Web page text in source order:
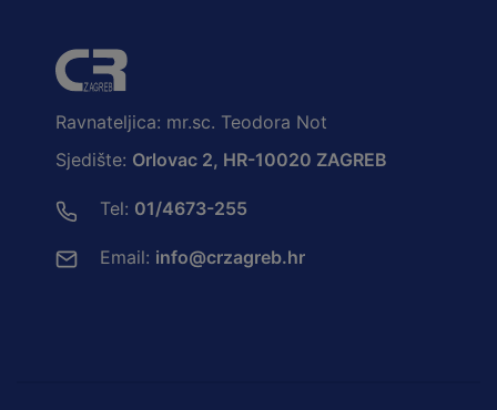
Ravnateljica: mr.sc. Teodora Not
Sjedište: Orlovac 2, HR-10020 ZAGREB
Tel: 01/4673-255
Email: info@crzagreb.hr